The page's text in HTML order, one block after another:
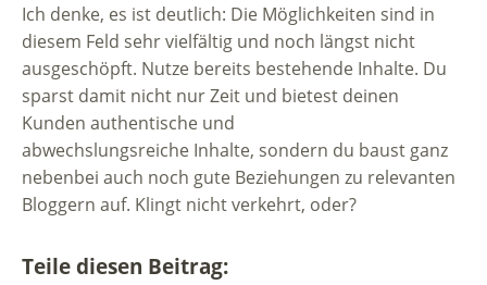
Ich denke, es ist deutlich: Die Möglichkeiten sind in
diesem Feld sehr vielfältig und noch längst nicht
ausgeschöpft. Nutze bereits bestehende Inhalte. Du
sparst damit nicht nur Zeit und bietest deinen
Kunden authentische und
abwechslungsreiche Inhalte, sondern du baust ganz
nebenbei auch noch gute Beziehungen zu relevanten
Bloggern auf. Klingt nicht verkehrt, oder?
Teile diesen Beitrag: